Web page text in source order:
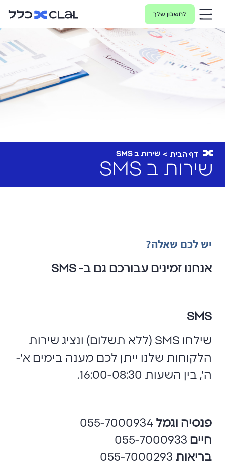
לחשבון שלך
דף הבית שירות ב SMS
שירות ב SMS
יש לכם שאלה?
אנחנו זמינים עבורכם גם ב- SMS
SMS
שילחו SMS (ללא תשלום) ונציג שירות
הלקוחות שלנו ייתן לכם מענה בימים א'-
ה', בין השעות 16:00-08:30.
פנסיה וגמל
חיים
בריאות